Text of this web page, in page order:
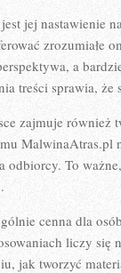
jej nastawienie
zrozumiałe
a
treści sprawia, że
zajmuje również
MalwinaAtras.pl
odbiorcy. To
cenna dla
liczy się
jak tworzyć